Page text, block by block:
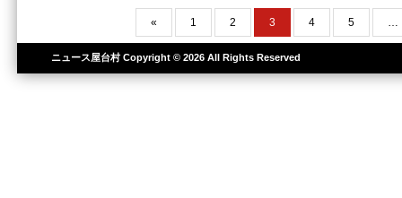
« 1 2 3 4 5 …
ニュース屋台村Copyright © 2026 All Rights Reserved